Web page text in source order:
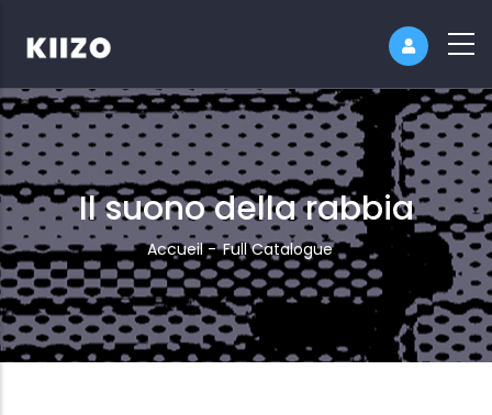
Il suono della rabbia
Fil
d'Ariane
Accueil - Full Catalogue